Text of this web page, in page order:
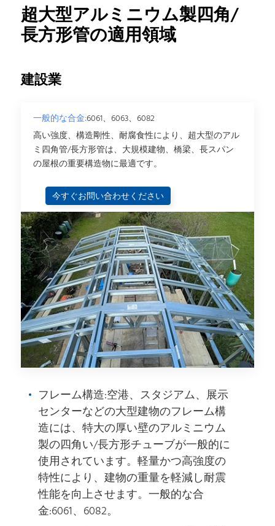
超大型アルミニウム製四角/
長方形管の適用領域
建設業
一般的な合金:6061、6063、6082
高い強度、構造剛性、耐腐食性により、超大型のアル
ミ四角管/長方形管は、大規模建物、橋梁、長スパン
の屋根の重要構造物に最適です。
今すぐお問い合わせください
フレーム構造:空港、スタジアム、展示
センターなどの大型建物のフレーム構
造には、特大の厚い壁のアルミニウム
製の四角い/長方形チューブが一般的に
使用されています。軽量かつ高強度の
特性により、建物の重量を軽減し耐震
性能を向上させます。一般的な合
金:6061、6082。